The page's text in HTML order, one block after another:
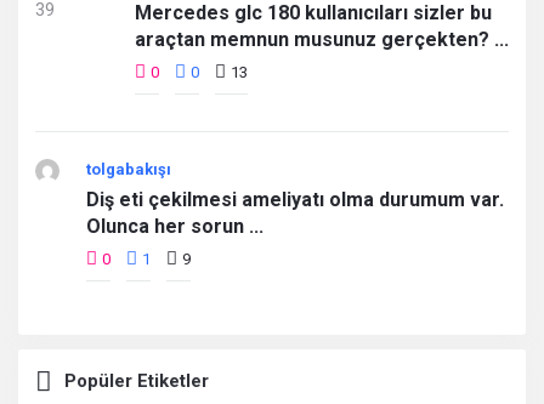
Mercedes glc 180 kullanıcıları sizler bu
araçtan memnun musunuz gerçekten? ...
0 0 13
tolgabakışı
Diş eti çekilmesi ameliyatı olma durumum var.
Olunca her sorun ...
0 1 9
Popüler Etiketler